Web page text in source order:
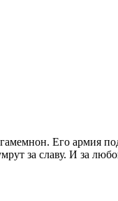
Его армия
за славу. И за